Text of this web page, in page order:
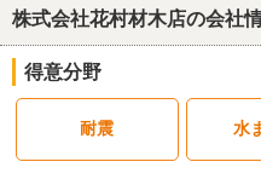
5
こちらの会社の評価ポイントは
丁寧さと信頼感の高さです。工
が現場での進捗状況や細かな確
く説明してくださり、こちらの
株式会社花村材木店の会社
得意分野
耐震 水